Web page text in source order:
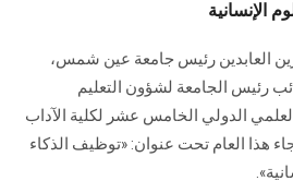
الإنسانية
العابدين رئيس جامعة عين شمس،
رئيس الجامعة لشؤون التعليم
الدولي الخامس عشر لكلية الآداب
هذا العام تحت عنوان: «توظيف الذكاء